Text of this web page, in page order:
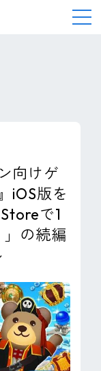
向けゲ
iOS版を
で1
の続編